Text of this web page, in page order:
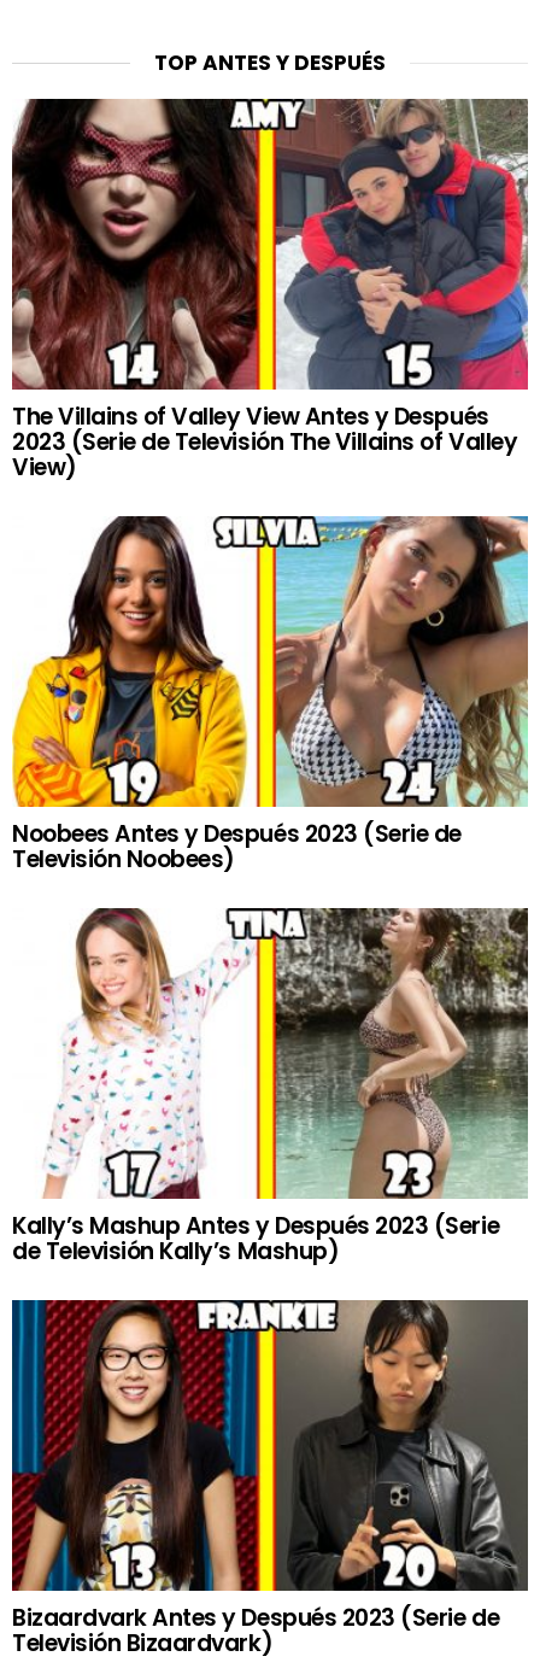
TOP ANTES Y DESPUÉS
The Villains of Valley View Antes y Después
2023 (Serie de Televisión The Villains of Valley
View)
Noobees Antes y Después 2023 (Serie de
Televisión Noobees)
Kally’s Mashup Antes y Después 2023 (Serie
de Televisión Kally’s Mashup)
Bizaardvark Antes y Después 2023 (Serie de
Televisión Bizaardvark)